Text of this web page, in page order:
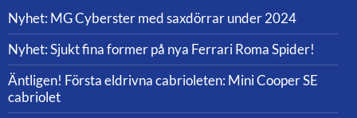
Nyhet: MG Cyberster med saxdörrar under 2024
Nyhet: Sjukt fina former på nya Ferrari Roma Spider!
Äntligen! Första eldrivna cabrioleten: Mini Cooper SE
cabriolet